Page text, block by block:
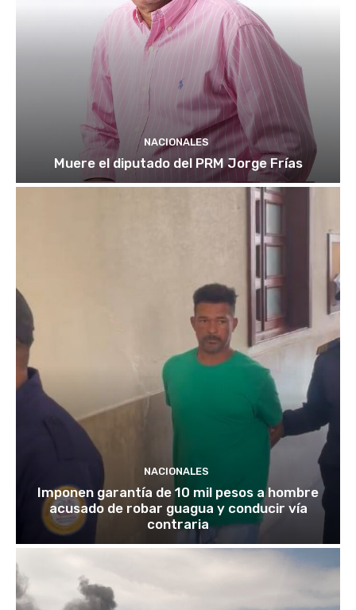
NACIONALES
Muere el diputado del PRM Jorge Frías
NACIONALES
Imponen garantía de 10 mil pesos a hombre
acusado de robar guagua y conducir vía
contraria